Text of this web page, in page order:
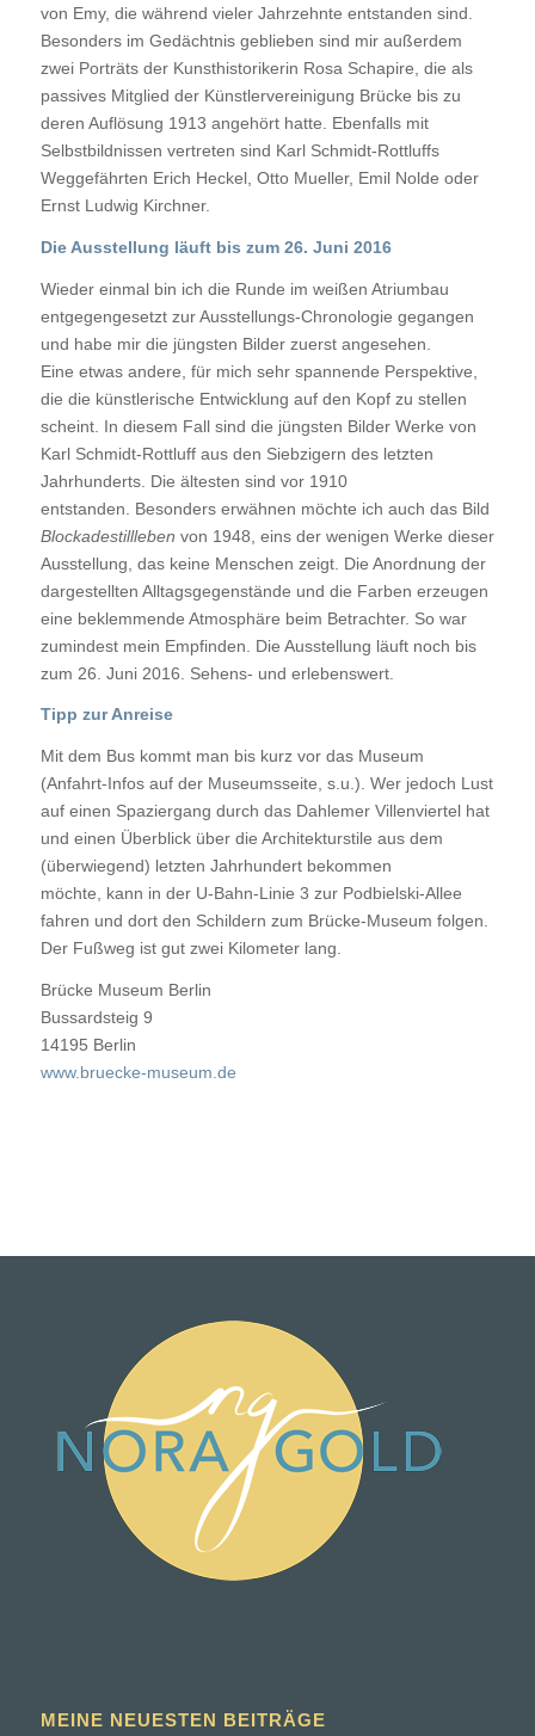
von Emy, die während vieler Jahrzehnte entstanden sind.
Besonders im Gedächtnis geblieben sind mir außerdem
zwei Porträts der Kunsthistorikerin Rosa Schapire, die als
passives Mitglied der Künstlervereinigung Brücke bis zu
deren Auflösung 1913 angehört hatte. Ebenfalls mit
Selbstbildnissen vertreten sind Karl Schmidt-Rottluffs
Weggefährten Erich Heckel, Otto Mueller, Emil Nolde oder
Ernst Ludwig Kirchner.
Die Ausstellung läuft bis zum 26. Juni 2016
Wieder einmal bin ich die Runde im weißen Atriumbau
entgegengesetzt zur Ausstellungs-Chronologie gegangen
und habe mir die jüngsten Bilder zuerst angesehen.
Eine etwas andere, für mich sehr spannende Perspektive,
die die künstlerische Entwicklung auf den Kopf zu stellen
scheint. In diesem Fall sind die jüngsten Bilder Werke von
Karl Schmidt-Rottluff aus den Siebzigern des letzten
Jahrhunderts. Die ältesten sind vor 1910
entstanden. Besonders erwähnen möchte ich auch das Bild
Blockadestillleben von 1948, eins der wenigen Werke dieser
Ausstellung, das keine Menschen zeigt. Die Anordnung der
dargestellten Alltagsgegenstände und die Farben erzeugen
eine beklemmende Atmosphäre beim Betrachter. So war
zumindest mein Empfinden. Die Ausstellung läuft noch bis
zum 26. Juni 2016. Sehens- und erlebenswert.
Tipp zur Anreise
Mit dem Bus kommt man bis kurz vor das Museum
(Anfahrt-Infos auf der Museumsseite, s.u.). Wer jedoch Lust
auf einen Spaziergang durch das Dahlemer Villenviertel hat
und einen Überblick über die Architekturstile aus dem
(überwiegend) letzten Jahrhundert bekommen
möchte, kann in der U-Bahn-Linie 3 zur Podbielski-Allee
fahren und dort den Schildern zum Brücke-Museum folgen.
Der Fußweg ist gut zwei Kilometer lang.
Brücke Museum Berlin
Bussardsteig 9
14195 Berlin
www.bruecke-museum.de
MEINE NEUESTEN BEITRÄGE